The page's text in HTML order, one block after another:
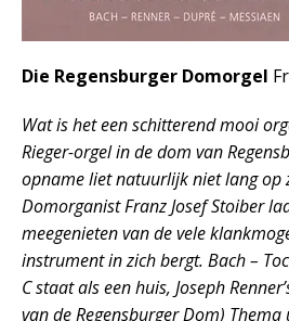
Die Regensburger Domorgel
Wat is het een schitterend mooi
Rieger-orgel in de dom van
opname liet natuurlijk niet lang op
Domorganist Franz Josef Stoiber
meegenieten van de vele
instrument in zich bergt. Bach –
C staat als een huis, Joseph
van de Regensburger Dom)